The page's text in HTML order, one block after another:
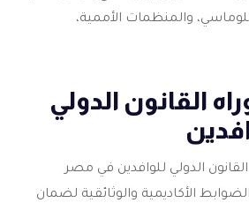
والمنظمات الأممية،
القانون الدولي
الدولي للوافدين في مصر
الأكاديمية والوثائقية لضمان